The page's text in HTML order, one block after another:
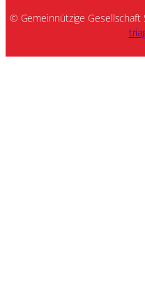
© Gemeinnützige